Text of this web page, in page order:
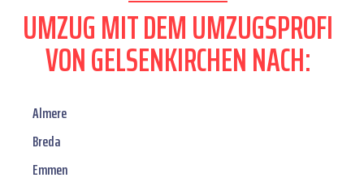
UMZUG MIT DEM UMZUGSPROFI
VON GELSENKIRCHEN NACH:
Almere
Breda
Emmen